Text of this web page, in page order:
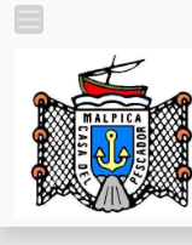
Ir o contido principal